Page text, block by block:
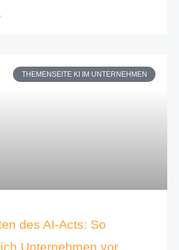
THEMENSEITE KI IM UNTERNEHMEN
des AI-Acts: So
Unternehmen vor